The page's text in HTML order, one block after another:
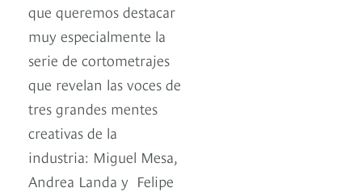
que queremos destacar
muy especialmente la
serie de cortometrajes
que revelan las voces de
tres grandes mentes
creativas de la
industria: Miguel Mesa,
Andrea Landa y Felipe